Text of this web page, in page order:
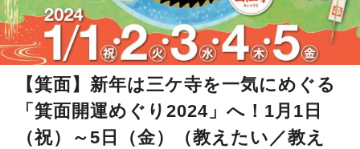
【箕面】新年は三ケ寺を一気にめぐる
「箕面開運めぐり2024」へ！1月1日
（祝）～5日（金）（教えたい／教え